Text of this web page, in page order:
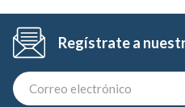
Regístrate a